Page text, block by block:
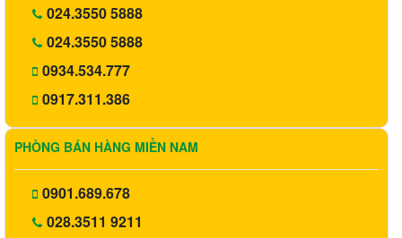
024.3550 5888
024.3550 5888
0934.534.777
0917.311.386
PHÒNG BÁN HÀNG MIỀN NAM
0901.689.678
028.3511 9211